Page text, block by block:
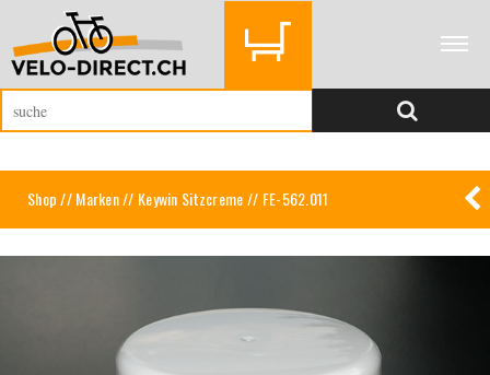
Shop//Marken// Keywin Sitzcreme// FE-562.011